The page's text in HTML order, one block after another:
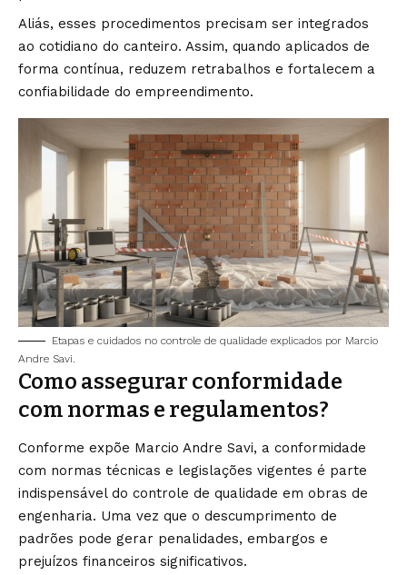
Aliás, esses procedimentos precisam ser integrados
ao cotidiano do canteiro. Assim, quando aplicados de
forma contínua, reduzem retrabalhos e fortalecem a
confiabilidade do empreendimento.
Etapas e cuidados no controle de qualidade explicados por Marcio
Andre Savi.
Como assegurar conformidade
com normas e regulamentos?
Conforme expõe Marcio Andre Savi, a conformidade
com normas técnicas e legislações vigentes é parte
indispensável do controle de qualidade em obras de
engenharia. Uma vez que o descumprimento de
padrões pode gerar penalidades, embargos e
prejuízos financeiros significativos.